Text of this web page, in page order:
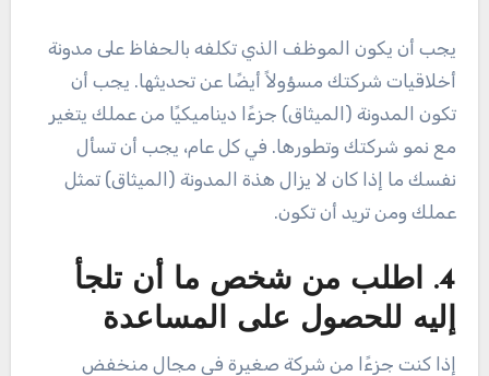
يجب أن يكون الموظف الذي تكلفه بالحفاظ على مدونة
أخلاقيات شركتك مسؤولاً أيضًا عن تحديثها. يجب أن
تكون المدونة (الميثاق) جزءًا ديناميكيًا من عملك يتغير
مع نمو شركتك وتطورها. في كل عام، يجب أن تسأل
نفسك ما إذا كان لا يزال هذة المدونة (الميثاق) تمثل
عملك ومن تريد أن تكون.
4. اطلب من شخص ما أن تلجأ
إليه للحصول على المساعدة
إذا كنت جزءًا من شركة صغيرة في مجال منخفض